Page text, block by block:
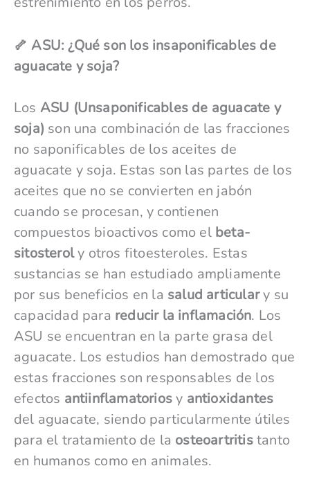
🦴 ASU: ¿Qué son los insaponificables de
aguacate y soja?
Los ASU (Unsaponificables de aguacate y
soja) son una combinación de las fracciones
no saponificables de los aceites de
aguacate y soja. Estas son las partes de los
aceites que no se convierten en jabón
cuando se procesan, y contienen
compuestos bioactivos como el beta-
sitosteroly otros fitoesteroles. Estas
sustancias se han estudiado ampliamente
por sus beneficios en la salud articulary su
capacidad para reducir la inflamación. Los
ASU se encuentran en la parte grasa del
aguacate. Los estudios han demostrado que
estas fracciones son responsables de los
efectos antiinflamatoriosy antioxidantes
del aguacate, siendo particularmente útiles
para el tratamiento de la osteoartritistanto
en humanos como en animales.